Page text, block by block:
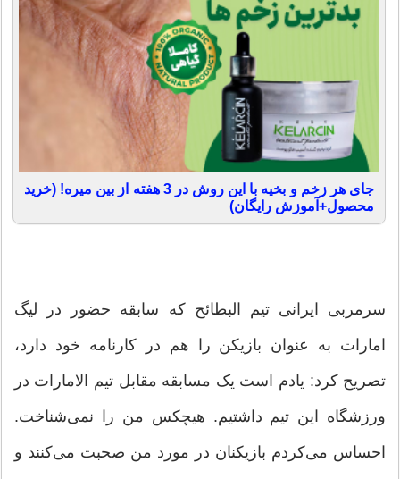
جای هر زخم و بخیه با این روش در 3 هفته از بین میره! (خرید
محصول+آموزش رایگان)
سرمربی ایرانی تیم البطائح که سابقه حضور در لیگ
امارات به عنوان بازیکن را هم در کارنامه خود دارد،
تصریح کرد: یادم است یک مسابقه مقابل تیم الامارات در
ورزشگاه این تیم داشتیم. هیچکس من را نمی‌شناخت.
احساس می‌کردم بازیکنان در مورد من صحبت می‌کنند و